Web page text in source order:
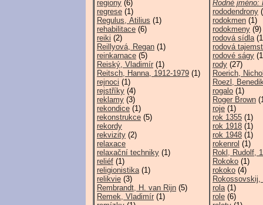
regiony (6)
regrese (1)
Regulus, Atilius (1)
rehabilitace (6)
reiki (2)
Reillyová, Regan (1)
reinkarnace (5)
Reiský, Vladimír (1)
Reitsch, Hanna, 1912-1979 (1)
rejnoci (1)
rejstříky (4)
reklamy (3)
rekondice (1)
rekonstrukce (5)
rekordy
rekvizity (2)
relaxace
relaxační techniky (1)
reliéf (1)
religionistika(1)
relikvie (3)
Rembrandt, H. van Rijn (5)
Remek, Vladimír (1)
Rodné jméno:
rododendrony
rodokmen (1)
rodokmeny (9)
rodová sídla
rodová
rodové ságy
rody (27)
Roerich,
Roezl,
rogalo (1)
Roger Brown
roje (1)
rok 1355 (1)
rok 1918 (1)
rok 1948 (1)
rokenrol (1)
Rokl, Rudolf,
Rokoko (1)
rokoko (4)
Rokossovskij,
rola(1)
role (6)